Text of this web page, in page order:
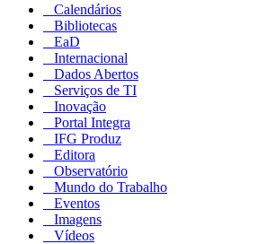
Calendários
Bibliotecas
EaD
Internacional
Dados Abertos
Serviços de TI
Inovação
Portal Integra
IFG Produz
Editora
Observatório
Mundo do Trabalho
Eventos
Imagens
Vídeos